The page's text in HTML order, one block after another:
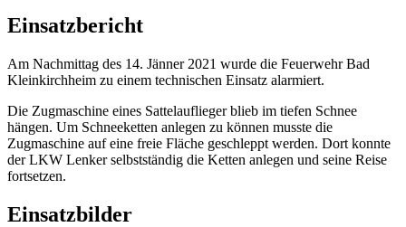
Einsatzbericht
Am Nachmittag des 14. Jänner 2021 wurde die Feuerwehr Bad
Kleinkirchheim zu einem technischen Einsatz alarmiert.
Die Zugmaschine eines Sattelauflieger blieb im tiefen Schnee
hängen. Um Schneeketten anlegen zu können musste die
Zugmaschine auf eine freie Fläche geschleppt werden. Dort konnte
der LKW Lenker selbstständig die Ketten anlegen und seine Reise
fortsetzen.
Einsatzbilder